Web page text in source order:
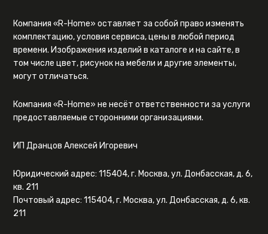
Компания «R-Home» оставляет за собой право изменять
комплектацию, условия сервиса, цены в любой период
времени. Изображения изделий в каталоге и на сайте, в
том числе цвет, рисунок на мебели и другие элементы,
могут отличаться.
Компания «R-Home» не несёт ответственности за услуги
предоставляемые сторонними организациями.
ИП Дранцов Алексей Игоревич
Юридический адрес: 115404, г. Москва, ул. Донбасская, д. 6,
кв. 211
Почтовый адрес: 115404, г. Москва, ул. Донбасская, д. 6, кв.
211